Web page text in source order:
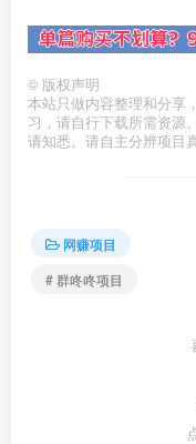
© 版权声明
本站只做内容整理和分享
习，请自行下载所需资源
请知悉。请自主分辨项目
网赚项目
# 群咚咚项目